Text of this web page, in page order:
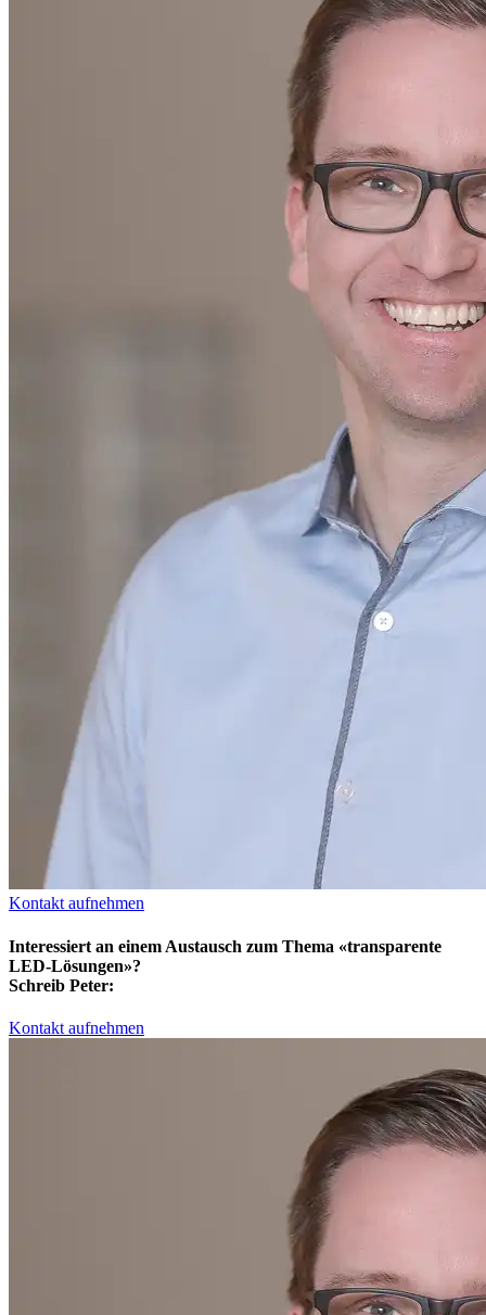
Kontakt aufnehmen
Interessiert an einem Austausch zum Thema «transparente
LED-Lösungen»?
Schreib Peter:
Kontakt aufnehmen